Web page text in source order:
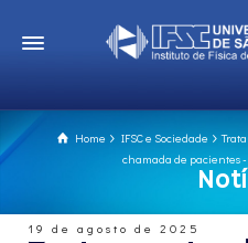
Home IFSC e Sociedade
chamada de pacientes
19 de agosto de 2025